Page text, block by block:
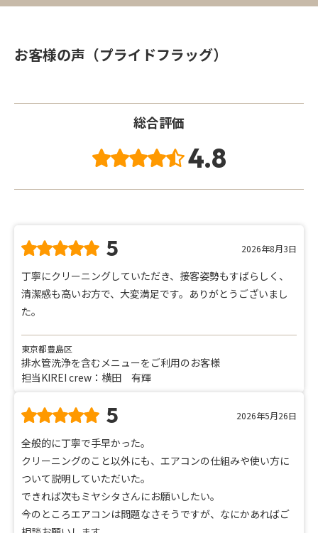
お客様の声（プライドフラッグ）
総合評価
4.8
5 2026年8月3日
丁寧にクリーニングしていただき、接客姿勢もすばらしく、
清潔感も高いお方で、大変満足です。ありがとうございまし
た。
東京都豊島区
排水管洗浄を含むメニューをご利用のお客様
担当KIREI crew：横田 有輝
5 2026年5月26日
全般的に丁寧で手早かった。
クリーニングのこと以外にも、エアコンの仕組みや使い方に
ついて説明していただいた。
できれば次もミヤシタさんにお願いしたい。
今のところエアコンは問題なさそうですが、なにかあればご